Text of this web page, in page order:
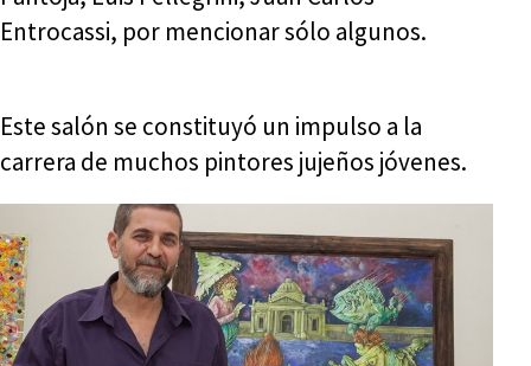
Entrocassi, por mencionar sólo algunos.
Este salón se constituyó un impulso a la
carrera de muchos pintores jujeños jóvenes.